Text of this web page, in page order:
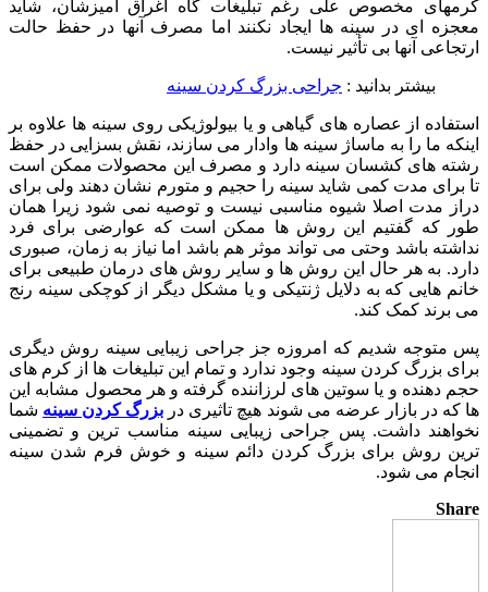
کرمهای مخصوص علی رغم تبلیغات گاه اغراق آمیزشان، شاید
معجزه ای در سینه ها ایجاد نکنند اما مصرف آنها در حفظ حالت
ارتجاعی آنها بی تأثیر نیست.
بیشتر بدانید : جراحی بزرگ کردن سینه
استفاده از عصاره های گیاهی و یا بیولوژیکی روی سینه ها علاوه بر
اینکه ما را به ماساژ سینه ها وادار می سازند، نقش بسزایی در حفظ
رشته های کشسان سینه دارد و مصرف این محصولات ممکن است
تا برای مدت کمی شاید سینه را حجیم و متورم نشان دهند ولی برای
دراز مدت اصلا شیوه مناسبی نیست و توصیه نمی شود زیرا همان
طور که گفتیم این روش ها ممکن است که عوارضی برای فرد
نداشته باشد وحتی می تواند موثر هم باشد اما نیاز به زمان، صبوری
دارد. به هر حال این روش ها و سایر روش های درمان طبیعی برای
خانم هایی که به دلایل ژنتیکی و یا مشکل دیگر از کوچکی سینه رنج
می برند کمک کند.
پس متوجه شدیم که امروزه جز جراحی زیبایی سینه روش دیگری
برای بزرگ کردن سینه وجود ندارد و تمام این تبلیغات ها از کرم های
حجم دهنده و یا سوتین های لرزاننده گرفته و هر محصول مشابه این
ها که در بازار عرضه می شوند هیچ تاثیری در بزرگ کردن سینه شما
نخواهند داشت. پس جراحی زیبایی سینه مناسب ترین و تضمینی
ترین روش برای بزرگ کردن دائم سینه و خوش فرم شدن سینه
انجام می شود.
Share